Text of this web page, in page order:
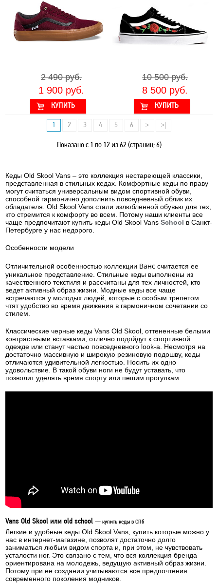
2 490 руб.
1 900 руб.
10 500 руб.
8 500 руб.
1 2 3 4 5 6 > >|
Показано с 1 по 12 из 62 (страниц: 6)
Кеды Old Skool Vans – это коллекция нестареющей классики,
представленная в стильных кедах. Комфортные кеды по праву
могут считаться универсальным видом спортивной обуви,
способной гармонично дополнить повседневный облик их
обладателя. Old Skool Vans стали излюбленной обувью для тех,
кто стремится к комфорту во всем. Потому наши клиенты все
чаще предпочитают купить кеды Old Skool VansSchool в Санкт-
Петербурге у нас недорого.
Особенности модели
Отличительной особенностью коллекции Ванс считается ее
уникальное представление. Стильные кеды выполнены из
качественного текстиля и рассчитаны для тех личностей, кто
ведет активный образ жизни. Модные кеды все чаще
встречаются у молодых людей, которые с особым трепетом
чтят удобство во время движения в гармоничном сочетании со
стилем.
Классические черные кеды Vans Old Skool, оттененные белыми
контрастными вставками, отлично подойдут к спортивной
одежде или станут частью повседневного look-а. Несмотря на
достаточно массивную и широкую резиновую подошву, кеды
отличаются удивительной легкостью. Носить их одно
удовольствие. В такой обуви ноги не будут уставать, что
позволит уделять время спорту или пешим прогулкам.
Vans Old Skool или old school— купить кеды в СПб
Легкие и удобные кеды Old Skool Vans, купить которые можно у
нас в интернет-магазине, позволят достаточно долго
заниматься любым видом спорта и, при этом, не чувствовать
усталости ног. Это связано с тем, что вся коллекция бренда
ориентирована на молодежь, ведущую активный образ жизни.
Потому при ее создании учитываются все предпочтения
современного поколения модников.